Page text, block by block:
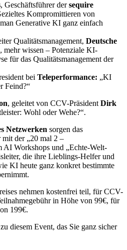
, Geschäftsführer dersequire
Kompromittieren von
Generative KI ganz einfach
Qualitätsmanagement, Deutsche
mehr wissen – Potenziale KI-
für das Qualitätsmanagement der
bei Teleperformance: „KI
Feind?“
, geleitet von CCV-Präsident Dirk
Wohl oder Wehe?“.
Netzwerken sorgen das
der „20 mal 2 –
AI Workshops und „Echte-Welt-
die ihre Lieblings-Helfer und
KI heute ganz konkret bestimmte
nehmen kostenfrei teil, für CCV-
in Höhe von 99€, für
199€.
diesem Event, das Sie ganz sicher